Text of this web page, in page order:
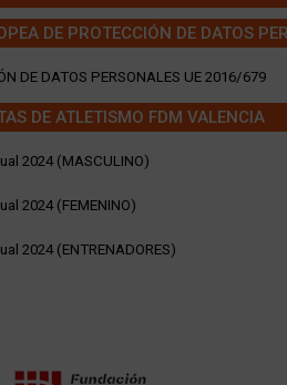
DE PROTECCIÓN DE DATOS
DE DATOS PERSONALES UE 2016/679
DE ATLETISMO FDM VALENCIA
2024 (MASCULINO)
2024 (FEMENINO)
2024 (ENTRENADORES)